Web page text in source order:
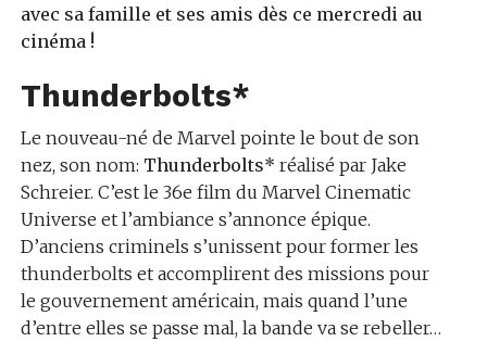
avec sa famille et ses amis dès ce mercredi au
cinéma !
Thunderbolts*
Le nouveau-né de Marvel pointe le bout de son
nez, son nom: Thunderbolts* réalisé par Jake
Schreier. C’est le 36e film du Marvel Cinematic
Universe et l’ambiance s’annonce épique.
D’anciens criminels s’unissent pour former les
thunderbolts et accomplirent des missions pour
le gouvernement américain, mais quand l’une
d’entre elles se passe mal, la bande va se rebeller…